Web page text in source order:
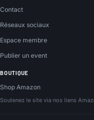
Contact
Réseaux sociaux
Espace membre
Publier un event
BOUTIQUE
Shop Amazon
Soutenez le site via nos liens